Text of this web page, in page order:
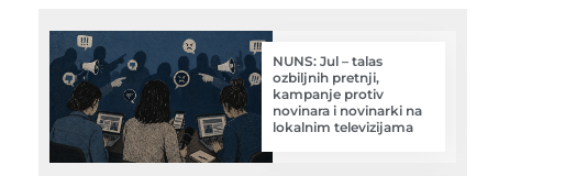
NUNS: Jul – talas
ozbiljnih pretnji,
kampanje protiv
novinara i novinarki na
lokalnim televizijama